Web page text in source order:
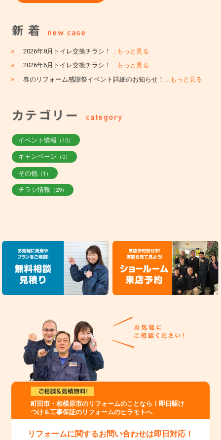
» 2026年8月トイレ交換チラシ！ …もっと見る
» 2026年6月トイレ交換チラシ！ …もっと見る
» 春のリフォーム感謝祭イベント詳細のお知らせ！ …もっと見る
イベント情報 （10）
キャンペーン （0）
その他（1）
チラシ情報 （29）
町田市・相模原市のリフォームのことなら！即日駆け
つけ＆工事保証のリフォームのヒラモトへ
リフォームに関するお問い合わせは即日対応！